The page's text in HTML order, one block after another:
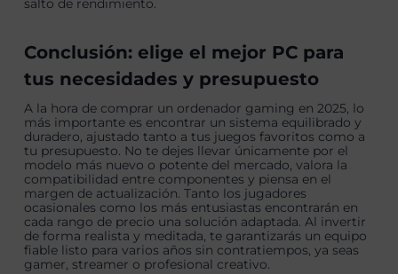
salto de rendimiento.
Conclusión: elige el mejor PC para
tus necesidades y presupuesto
A la hora de comprar un ordenador gaming en 2025, lo
más importante es encontrar un sistema equilibrado y
duradero, ajustado tanto a tus juegos favoritos como a
tu presupuesto. No te dejes llevar únicamente por el
modelo más nuevo o potente del mercado, valora la
compatibilidad entre componentes y piensa en el
margen de actualización. Tanto los jugadores
ocasionales como los más entusiastas encontrarán en
cada rango de precio una solución adaptada. Al invertir
de forma realista y meditada, te garantizarás un equipo
fiable listo para varios años sin contratiempos, ya seas
gamer, streamer o profesional creativo.